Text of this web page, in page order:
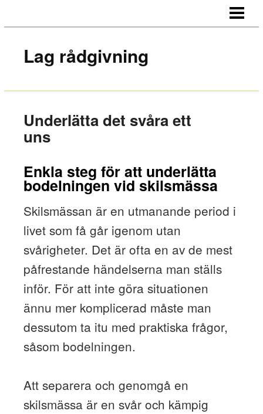
KONTAKT
Lag rådgivning
Underlätta det svåra ett
uns
Enkla steg för att underlätta
bodelningen vid skilsmässa
Skilsmässan är en utmanande period i
livet som få går igenom utan
svårigheter. Det är ofta en av de mest
påfrestande händelserna man ställs
inför. För att inte göra situationen
ännu mer komplicerad måste man
dessutom ta itu med praktiska frågor,
såsom bodelningen.
Att separera och genomgå en
skilsmässa är en svår och kämpig